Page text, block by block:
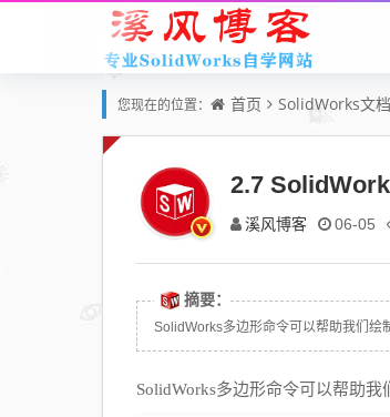
您现在的位置： 首页 SolidWorks文档
2.7
溪风博客 06-05
摘要：
SolidWorks多边形命令可以帮助我们绘
SolidWorks多边形命令可以帮助我